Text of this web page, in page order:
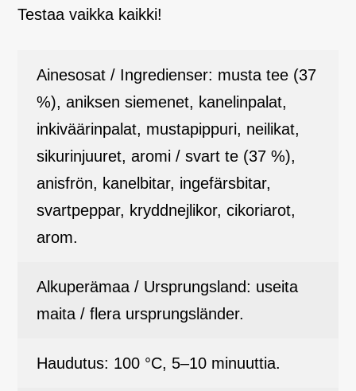
Testaa vaikka kaikki!
Ainesosat / Ingredienser: musta tee (37
%), aniksen siemenet, kanelinpalat,
inkiväärinpalat, mustapippuri, neilikat,
sikurinjuuret, aromi / svart te (37 %),
anisfrön, kanelbitar, ingefärsbitar,
svartpeppar, kryddnejlikor, cikoriarot,
arom.
Alkuperämaa / Ursprungsland: useita
maita / flera ursprungsländer.
Haudutus: 100 °C, 5–10 minuuttia.